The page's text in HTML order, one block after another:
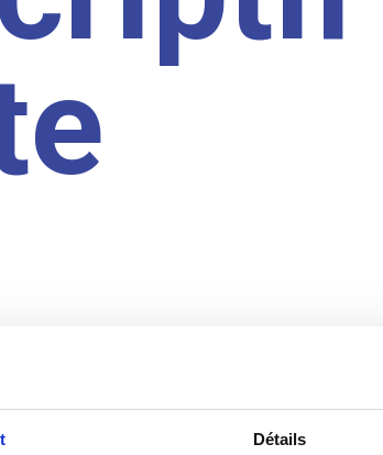
Détails